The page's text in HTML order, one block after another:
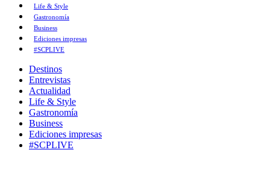
Life & Style
Gastronomía
Business
Ediciones impresas
#SCPLIVE
Destinos
Entrevistas
Actualidad
Life & Style
Gastronomía
Business
Ediciones impresas
#SCPLIVE